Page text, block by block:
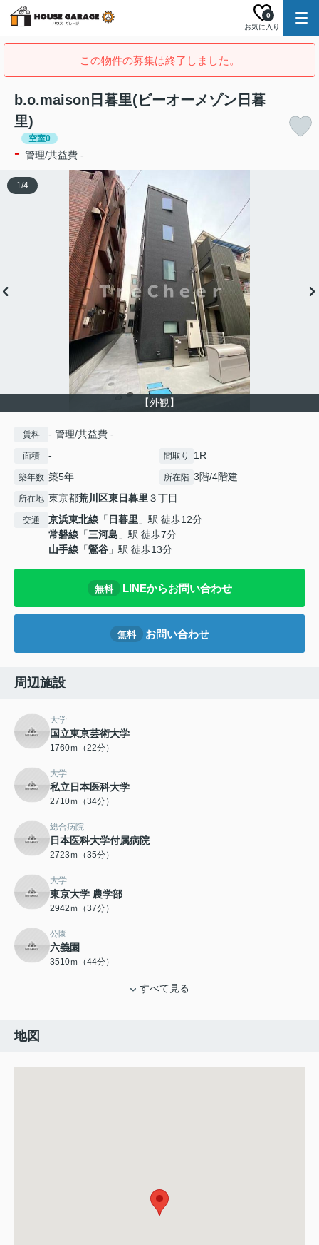
お気に入り
0
この物件の募集は終了しました。
b.o.maison日暮里(ビーオーメゾン日暮
里)
空室0
- 管理/共益費 -
【外観】
1/4
賃料 - 管理/共益費 -
面積 - 間取り 1R
築年数 築5年 所在階 3階/4階建
所在地 東京都荒川区東日暮里３丁目
交通 京浜東北線 「 日暮里 」駅 徒歩12分
常磐線 「三河島 」駅 徒歩7分
山手線 「鶯谷 」駅 徒歩13分
無料 LINEからお問い合わせ
無料 お問い合わせ
周辺施設
大学
国立東京芸術大学
1760ｍ（22分）
大学
私立日本医科大学
2710ｍ（34分）
総合病院
日本医科大学付属病院
2723ｍ（35分）
大学
東京大学 農学部
2942ｍ（37分）
公園
六義園
3510ｍ（44分）
すべて見る
地図